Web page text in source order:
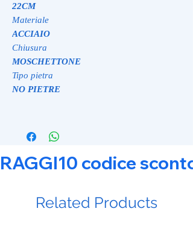
22CM
Materiale
ACCIAIO
Chiusura
MOSCHETTONE
Tipo pietra
NO PIETRE
RAGGI10 codice
Related Products